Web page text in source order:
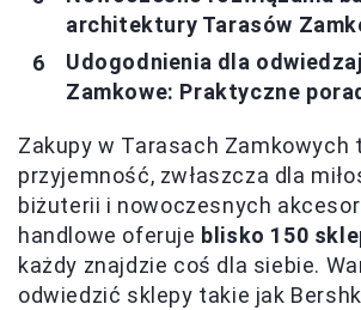
architektury Tarasów
Udogodnienia dla
Zamkowe: Praktyczne
Zakupy w Tarasach Zamkowych
przyjemność, zwłaszcza dla
biżuterii i nowoczesnych
handlowe oferuje blisko 150
każdy znajdzie coś dla siebie.
odwiedzić sklepy takie jak